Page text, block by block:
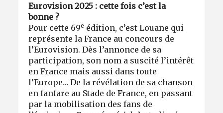
Eurovision 2025 : cette fois c’est la
bonne ?
Pour cette 69e édition, c’est Louane qui
représente la France au concours de
l’Eurovision. Dès l’annonce de sa
participation, son nom a suscité l’intérêt
en France mais aussi dans toute
l’Europe… De la révélation de sa chanson
en fanfare au Stade de France, en passant
par la mobilisation des fans de